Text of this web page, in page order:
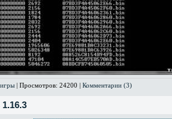
| Просмотров: 24200 | Комментарии (3)